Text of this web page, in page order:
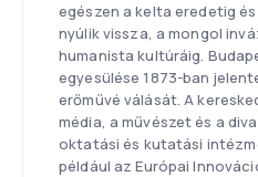
egészen a kelta eredetig
nyúlik vissza, a mongol
humanista kultúráig.
egyesülése 1873-ban
erőművé válását. A
média, a művészet és a
oktatási és kutatási
például az Európai